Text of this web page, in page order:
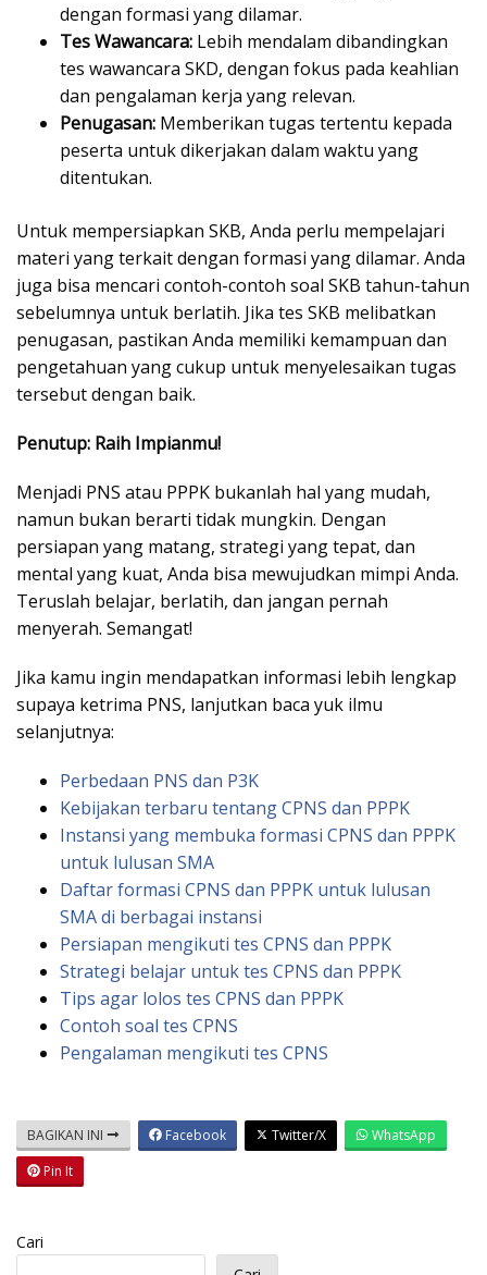
dengan formasi yang dilamar.
Tes Wawancara: Lebih mendalam dibandingkan
tes wawancara SKD, dengan fokus pada keahlian
dan pengalaman kerja yang relevan.
Penugasan: Memberikan tugas tertentu kepada
peserta untuk dikerjakan dalam waktu yang
ditentukan.
Untuk mempersiapkan SKB, Anda perlu mempelajari
materi yang terkait dengan formasi yang dilamar. Anda
juga bisa mencari contoh-contoh soal SKB tahun-tahun
sebelumnya untuk berlatih. Jika tes SKB melibatkan
penugasan, pastikan Anda memiliki kemampuan dan
pengetahuan yang cukup untuk menyelesaikan tugas
tersebut dengan baik.
Penutup: Raih Impianmu!
Menjadi PNS atau PPPK bukanlah hal yang mudah,
namun bukan berarti tidak mungkin. Dengan
persiapan yang matang, strategi yang tepat, dan
mental yang kuat, Anda bisa mewujudkan mimpi Anda.
Teruslah belajar, berlatih, dan jangan pernah
menyerah. Semangat!
Jika kamu ingin mendapatkan informasi lebih lengkap
supaya ketrima PNS, lanjutkan baca yuk ilmu
selanjutnya:
Perbedaan PNS dan P3K
Kebijakan terbaru tentang CPNS dan PPPK
Instansi yang membuka formasi CPNS dan PPPK
untuk lulusan SMA
Daftar formasi CPNS dan PPPK untuk lulusan
SMA di berbagai instansi
Persiapan mengikuti tes CPNS dan PPPK
Strategi belajar untuk tes CPNS dan PPPK
Tips agar lolos tes CPNS dan PPPK
Contoh soal tes CPNS
Pengalaman mengikuti tes CPNS
BAGIKAN INI Facebook Twitter/X
WhatsApp
Pin It
Cari